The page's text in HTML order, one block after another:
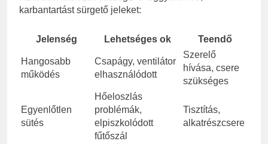
karbantartást sürgető jeleket:
Jelenség Lehetséges ok Teendő
Hangosabb
működés
Csapágy, ventilátor
elhasználódott
Szerelő
hívása, csere
szükséges
Egyenlőtlen
sütés
Hőeloszlás
problémák,
elpiszkolódott
fűtőszál
Tisztítás,
alkatrészcsere